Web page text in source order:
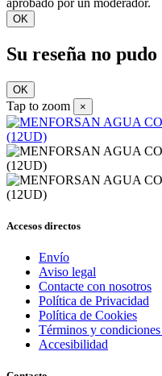
aprobado por un moderador.
OK
Su reseña no
OK
Tap to zoom ×
Accesos directos
Envío
Aviso legal
Contacte con nosotros
Política de Privacidad
Política de Cookies
Términos y
Accesibilidad